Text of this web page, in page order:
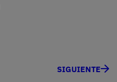
SIGUIENTE